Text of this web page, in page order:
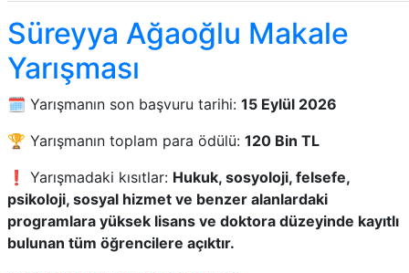
Süreyya Ağaoğlu Makale
Yarışması
🗓️ Yarışmanın son başvuru tarihi: 15 Eylül 2026
🏆 Yarışmanın toplam para ödülü: 120 Bin TL
❗ Yarışmadaki kısıtlar: Hukuk, sosyoloji, felsefe,
psikoloji, sosyal hizmet ve benzer alanlardaki
programlara yüksek lisans ve doktora düzeyinde kayıtlı
bulunan tüm öğrencilere açıktır.